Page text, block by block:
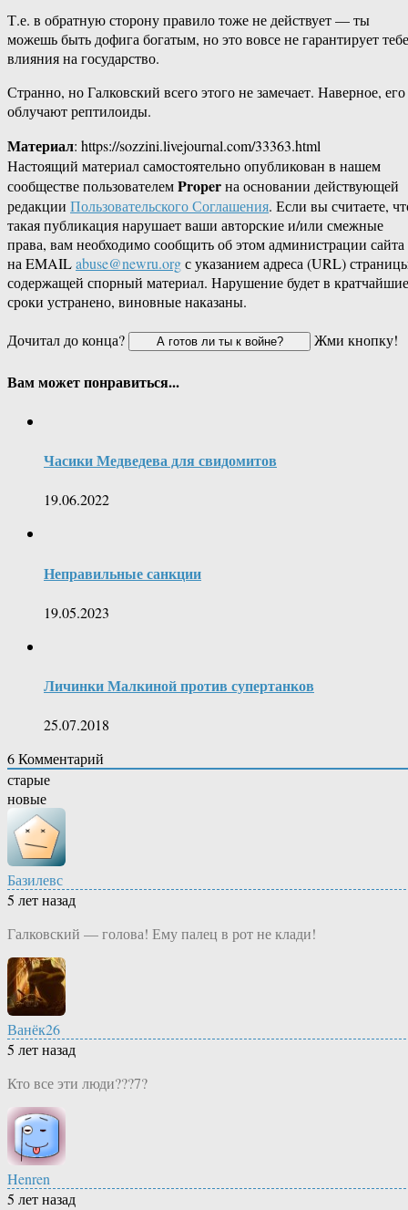
Т.е. в обратную сторону правило тоже не действует — ты
можешь быть дофига богатым, но это вовсе не гарантирует тебе
влияния на государство.
Странно, но Галковский всего этого не замечает. Наверное, его
облучают рептилоиды.
Материал: https://sozzini.livejournal.com/33363.html
Настоящий материал самостоятельно опубликован в нашем
сообществе пользователемProperна основании действующей
редакции Пользовательского Соглашения. Если вы считаете,
такая публикация нарушает ваши авторские и/или смежные
права, вам необходимо сообщить об этом администрации сайта
на EMAILabuse@newru.orgс указанием адреса (URL)
содержащей спорный материал. Нарушение будет в кратчайшие
сроки устранено, виновные наказаны.
Дочитал до конца?
Жми кнопку!
Вам может понравиться...
Часики Медведева для свидомитов
19.06.2022
Неправильные санкции
19.05.2023
Личинки Малкиной против супертанков
25.07.2018
6Комментарий
старые
новые
Базилевс
5 лет назад
Галковский — голова! Ему палец в рот не клади!
Ванёк26
5 лет назад
Кто все эти люди???7?
Henren
5 лет назад